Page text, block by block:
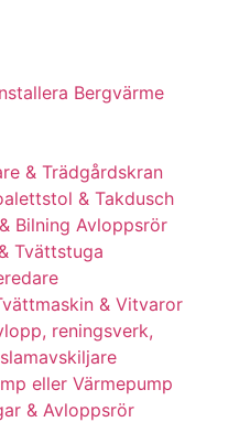
Bergvärme
& Trädgårdskran
& Takdusch
Bilning Avloppsrör
Tvättstuga
& Vitvaror
reningsverk,
eller Värmepump
& Avloppsrör